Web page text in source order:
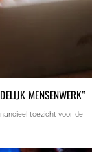
MENSENWERK”
toezicht voor de